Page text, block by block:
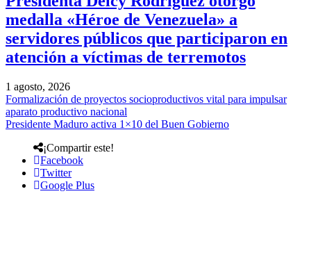
medalla «Héroe de Venezuela» a
servidores públicos que participaron en
atención a víctimas de terremotos
1 agosto, 2026
Formalización de proyectos socioproductivos vital para impulsar
aparato productivo nacional
Presidente Maduro activa 1×10 del Buen Gobierno
¡Compartir este!
Facebook
Twitter
Google Plus